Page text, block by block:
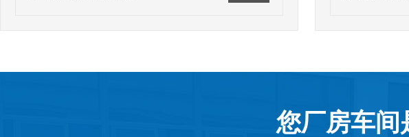
您厂房车间